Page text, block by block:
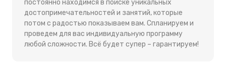
постоянно находимся в поиске уникальных
достопримечательностей и занятий, которые
потом с радостью показываем вам. Спланируем и
проведем для вас индивидуальную программу
любой сложности. Всё будет супер – гарантируем!